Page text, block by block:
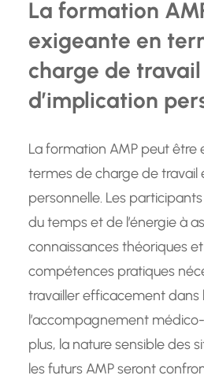
La formation
exigeante en
charge de
d’implication
La formation AMP peut être
termes de charge de travail
personnelle. Les
du temps et de l’énergie à
connaissances théoriques
compétences pratiques
travailler efficacement dans
l’accompagnement
plus, la nature sensible des
les futurs AMP seront